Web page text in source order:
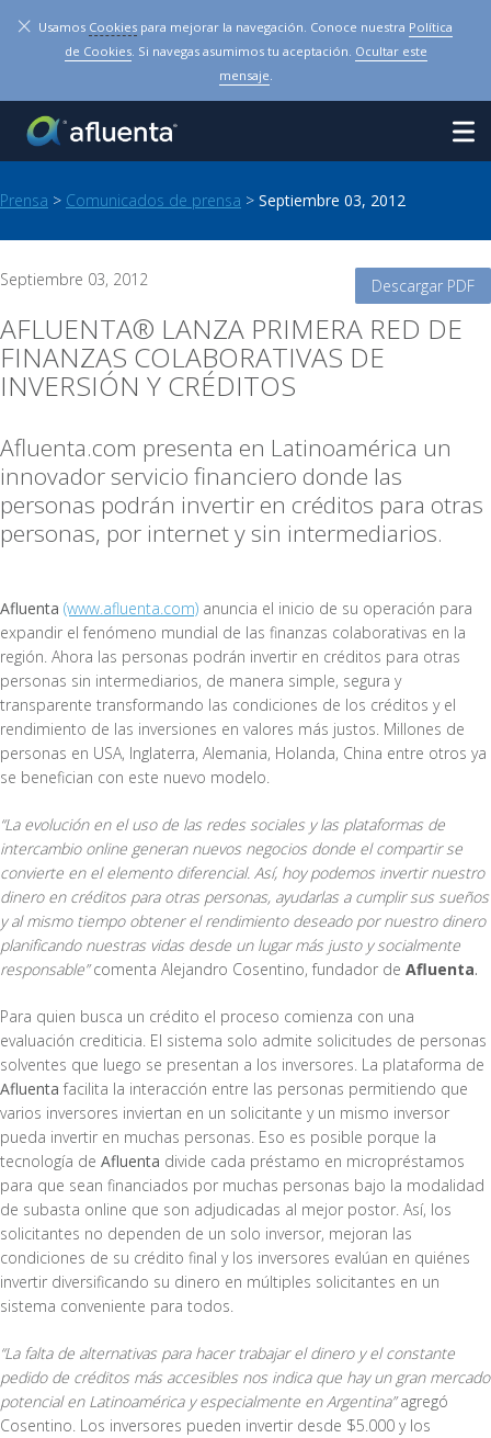
× Usamos Cookies para mejorar la navegación. Conoce nuestra Política
de Cookies. Si navegas asumimos tu aceptación. Ocultar este
mensaje.
Prensa > Comunicados de prensa > Septiembre 03, 2012
Septiembre 03, 2012 Descargar PDF
AFLUENTA® LANZA PRIMERA RED DE
FINANZAS COLABORATIVAS DE
INVERSIÓN Y CRÉDITOS
Afluenta.com presenta en Latinoamérica un
innovador servicio financiero donde las
personas podrán invertir en créditos para otras
personas, por internet y sin intermediarios.
Afluenta (www.afluenta.com) anuncia el inicio de su operación para
expandir el fenómeno mundial de las finanzas colaborativas en la
región. Ahora las personas podrán invertir en créditos para otras
personas sin intermediarios, de manera simple, segura y
transparente transformando las condiciones de los créditos y el
rendimiento de las inversiones en valores más justos. Millones de
personas en USA, Inglaterra, Alemania, Holanda, China entre otros ya
se benefician con este nuevo modelo.
“La evolución en el uso de las redes sociales y las plataformas de
intercambio online generan nuevos negocios donde el compartir se
convierte en el elemento diferencial. Así, hoy podemos invertir nuestro
dinero en créditos para otras personas, ayudarlas a cumplir sus sueños
y al mismo tiempo obtener el rendimiento deseado por nuestro dinero
planificando nuestras vidas desde un lugar más justo y socialmente
responsable”comenta Alejandro Cosentino, fundador de Afluenta.
Para quien busca un crédito el proceso comienza con una
evaluación crediticia. El sistema solo admite solicitudes de personas
solventes que luego se presentan a los inversores. La plataforma de
Afluenta facilita la interacción entre las personas permitiendo que
varios inversores inviertan en un solicitante y un mismo inversor
pueda invertir en muchas personas. Eso es posible porque la
tecnología de Afluenta divide cada préstamo en micropréstamos
para que sean financiados por muchas personas bajo la modalidad
de subasta online que son adjudicadas al mejor postor. Así, los
solicitantes no dependen de un solo inversor, mejoran las
condiciones de su crédito final y los inversores evalúan en quiénes
invertir diversificando su dinero en múltiples solicitantes en un
sistema conveniente para todos.
“La falta de alternativas para hacer trabajar el dinero y el constante
pedido de créditos más accesibles nos indica que hay un gran mercado
potencial en Latinoamérica y especialmente en Argentina”agregó
Cosentino. Los inversores pueden invertir desde $5.000 y los